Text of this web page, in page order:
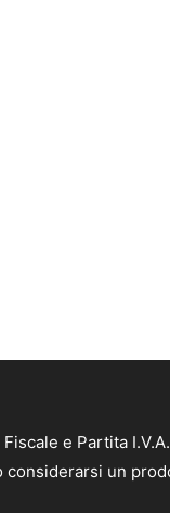
e Partita
un